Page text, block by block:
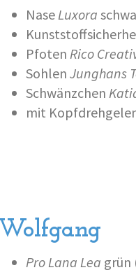
NaseLuxora
Pfoten Rico
Sohlen Junghans
Schwänzchen
mit
Wolfgang
Pro Lana Lea grün